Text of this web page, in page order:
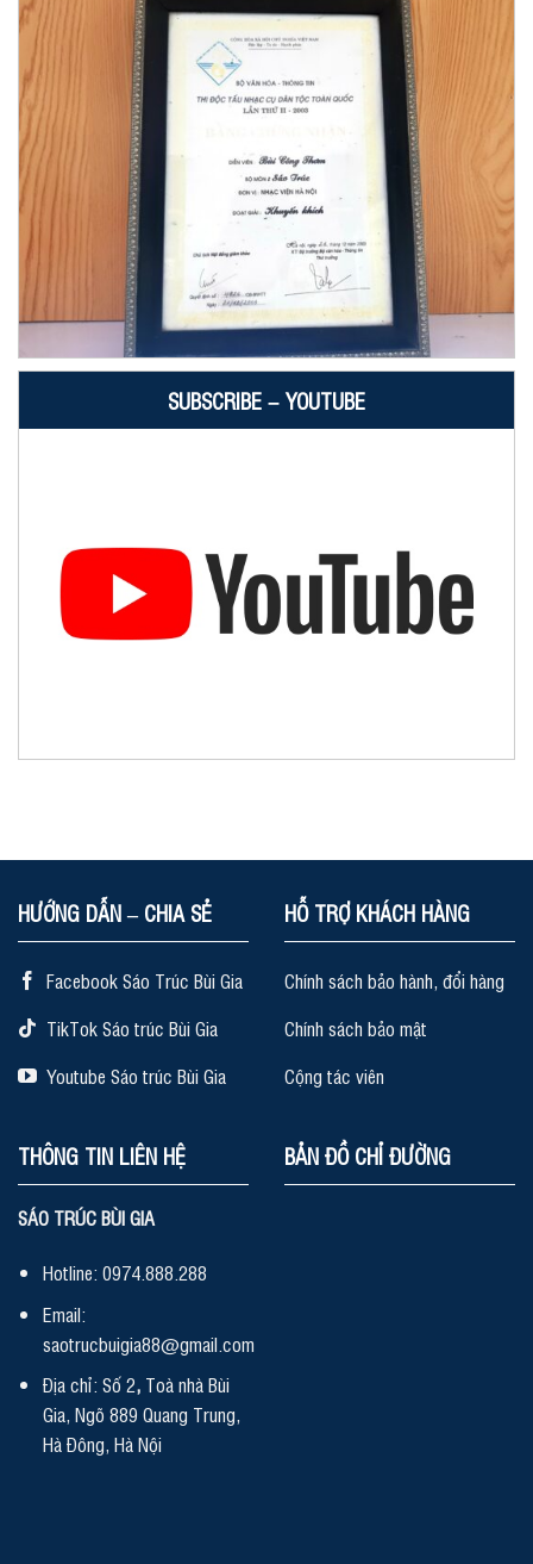
SUBSCRIBE – YOUTUBE
HƯỚNG DẪN – CHIA SẺ
Facebook Sáo Trúc Bùi Gia
TikTok Sáo trúc Bùi Gia
Youtube Sáo trúc Bùi Gia
HỖ TRỢ KHÁCH HÀNG
Chính sách bảo hành, đổi hàng
Chính sách bảo mật
Cộng tác viên
THÔNG TIN LIÊN HỆ
SÁO TRÚC BÙI GIA
Hotline: 0974.888.288
Email:
saotrucbuigia88@gmail.com
Địa chỉ: Số 2, Toà nhà Bùi
Gia, Ngõ 889 Quang Trung,
Hà Đông, Hà Nội
BẢN ĐỒ CHỈ ĐƯỜNG